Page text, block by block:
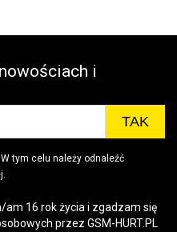
i
tym celu należy odnaleźć
am 16 rok życia i zgadzam się
przez GSM-HURT.PL